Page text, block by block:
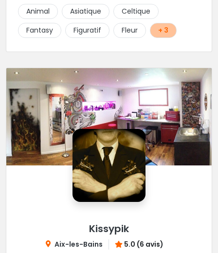
triés sur le volet pour vous offrir un large choix de
styles avec une qualité et une créativité
irréprochables.
Animal Asiatique
Celtique
Fantasy
Figuratif Fleur + 3
Kissypik
Aix-les-Bains 5.0 (6 avis)